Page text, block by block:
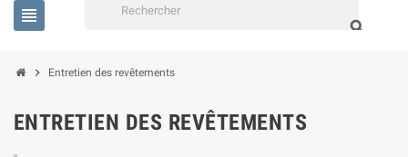
view_headline
search
chevron_right Entretien des revêtements
ENTRETIEN DES REVÊTEMENTS